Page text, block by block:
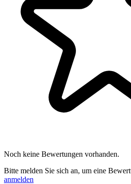
Noch keine Bewertungen vorhanden.
Bitte melden Sie sich an, um eine
anmelden